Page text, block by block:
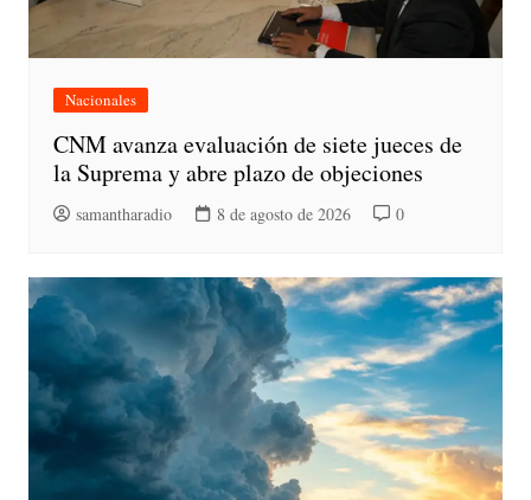
Nacionales
CNM avanza evaluación de siete jueces de
la Suprema y abre plazo de objeciones
samantharadio 8 de agosto de 2026 0